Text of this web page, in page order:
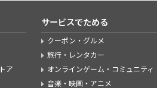
ア
サービスでためる
クーポン・グルメ
旅行・レンタカー
オンラインゲーム・コミュニティ
音楽・映画・アニメ